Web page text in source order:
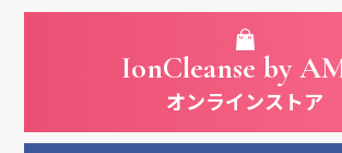
IonCleanse by
オンラインストア